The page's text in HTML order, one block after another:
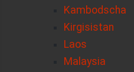
Kambodscha
Kirgisistan
Laos
Malaysia